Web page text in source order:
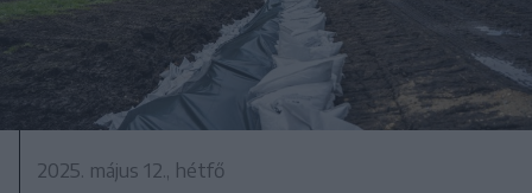
2025. május 12., hétfő